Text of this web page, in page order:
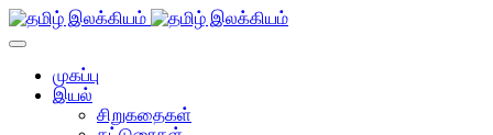
முகப்பு
இயல்
சிறுகதைகள்